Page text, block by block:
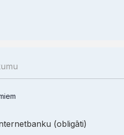
(obligāti)